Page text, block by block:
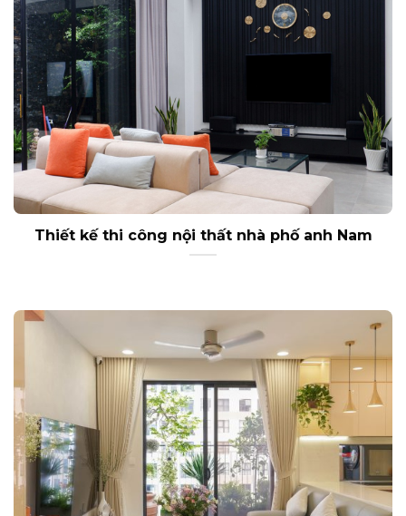
Thiết kế thi công nội thất nhà phố anh Nam